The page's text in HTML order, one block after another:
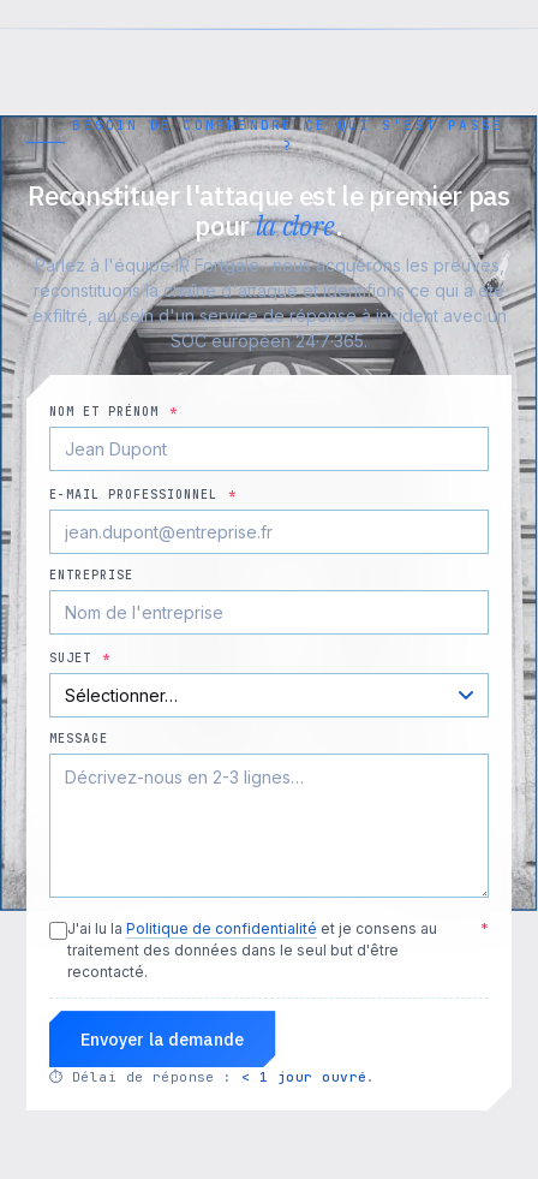
BESOIN DE COMPRENDRE CE QUI S'EST PASSÉ
?
Reconstituer l'attaque est le premier pas
pourla clore.
Parlez à l'équipe IR Fortgale : nous acquérons les preuves,
reconstituons la chaîne d'attaque et identifions ce qui a été
exfiltré, au sein d'un service de réponse à incident avec un
SOC européen 24·7·365.
NOM ET PRÉNOM *
E-MAIL PROFESSIONNEL *
ENTREPRISE
SUJET *
MESSAGE
J'ai lu la Politique de confidentialité et je consens au
traitement des données dans le seul but d'être
recontacté.
*
Envoyer la demande
⏱ Délai de réponse : < 1 jour ouvré .